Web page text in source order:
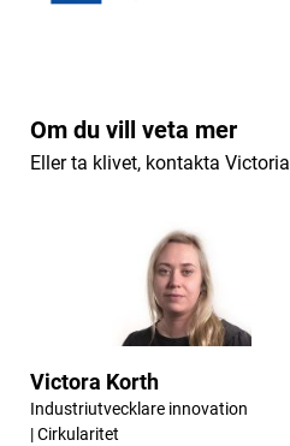
Om du vill veta mer
Eller ta klivet, kontakta Victoria
Victora Korth
Industriutvecklare innovation
| Cirkularitet